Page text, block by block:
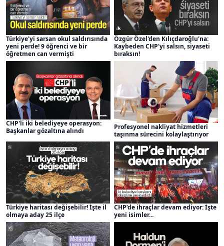
Türkiye'yi sarsan okul saldırısında
yeni perde! 9 öğrenci ve bir
öğretmen can vermişti
Özgür Özel'den Kılıçdaroğlu'na:
Kaybeden CHP'yi salsın, siyaseti
bıraksın!
CHP'li iki belediyeye operasyon:
Başkanlar gözaltına alındı
Profesyonel nakliyat hizmetleri
taşınma sürecini kolaylaştırıyor
Türkiye haritası değişebilir! İşte il
olmaya aday 25 ilçe
CHP’de ihraçlar devam ediyor: İşte
yeni isimler...